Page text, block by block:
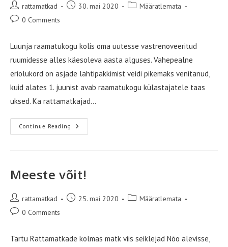
Post
author:
rattamatkad
Post 30. mai 2020
PostMääratlemata
Post0 Comments
Luunja raamatukogu kolis oma uutesse vastrenoveeritud
ruumidesse alles käesoleva aasta alguses. Vahepealne
eriolukord on asjade lahtipakkimist veidi pikemaks venitanud,
kuid alates 1. juunist avab raamatukogu külastajatele taas
uksed. Ka rattamatkajad…
Continue Reading Luunja
Raamatukogu
Meeste võit!
Post
author:
rattamatkad
Post 25. mai 2020
PostMääratlemata
Post0 Comments
Tartu Rattamatkade kolmas matk viis seiklejad Nõo alevisse,